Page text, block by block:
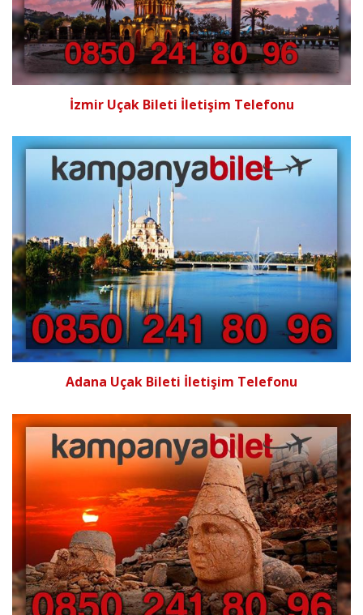
İzmir Uçak Bileti İletişim Telefonu
Adana Uçak Bileti İletişim Telefonu